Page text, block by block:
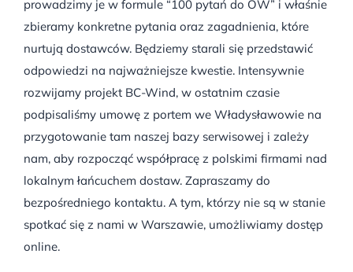
prowadzimy je w formule “100 pytań do OW” i właśnie
zbieramy konkretne pytania oraz zagadnienia, które
nurtują dostawców. Będziemy starali się przedstawić
odpowiedzi na najważniejsze kwestie. Intensywnie
rozwijamy projekt BC-Wind, w ostatnim czasie
podpisaliśmy umowę z portem we Władysławowie na
przygotowanie tam naszej bazy serwisowej i zależy
nam, aby rozpocząć współpracę z polskimi firmami nad
lokalnym łańcuchem dostaw. Zapraszamy do
bezpośredniego kontaktu. A tym, którzy nie są w stanie
spotkać się z nami w Warszawie, umożliwiamy dostęp
online.